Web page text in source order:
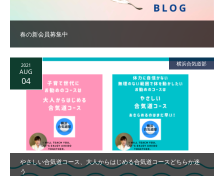
春の新会員募集中
やさしい合気道コース、大人からはじめる合気道コースどちらか迷
う
2021
AUG
04
横浜合気道部